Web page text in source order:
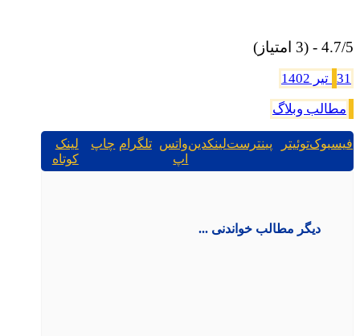
4.7/5 - (3 امتیاز)
31 تیر 1402
مطالب وبلاگ
فیسبوکتوئیتر پینترستلینکدینواتس
اپ
تلگرام چاپ
لینک
کوتاه
دیگر مطالب خواندنی ...